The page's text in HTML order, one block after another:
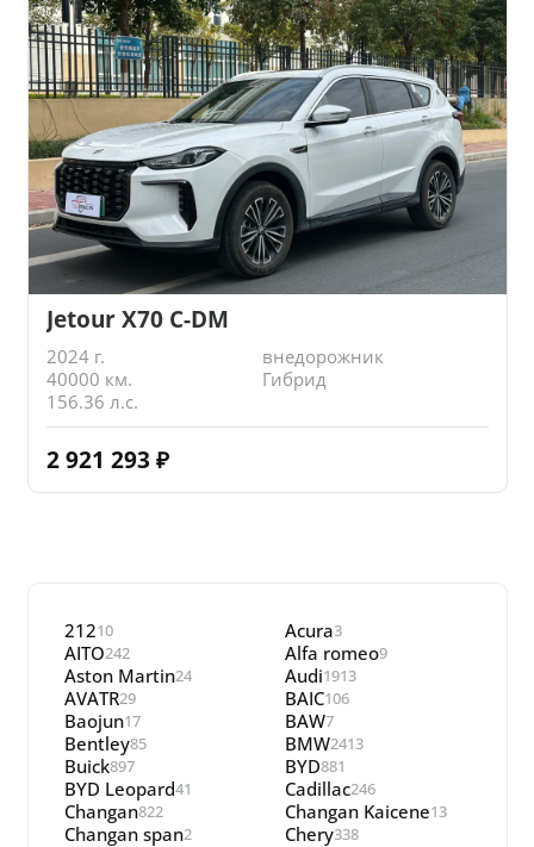
Jetour X70 C-DM
2024 г.
внедорожник
40000 км.
Гибрид
156.36 л.с.
2 921 293 ₽
21210 Acura3
AITO242 Alfa romeo9
Aston Martin24 Audi1913
AVATR29 BAIC106
Baojun17 BAW7
Bentley85 BMW2413
Buick897 BYD881
BYD Leopard41 Cadillac246
Changan822 Changan Kaicene13
Changan span2 Chery338